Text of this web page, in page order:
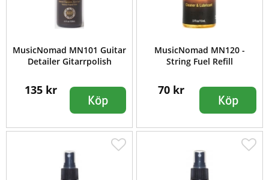
MusicNomad MN101 Guitar
Detailer Gitarrpolish
135 kr
Köp
MusicNomad MN120 -
String Fuel Refill
70 kr
Köp